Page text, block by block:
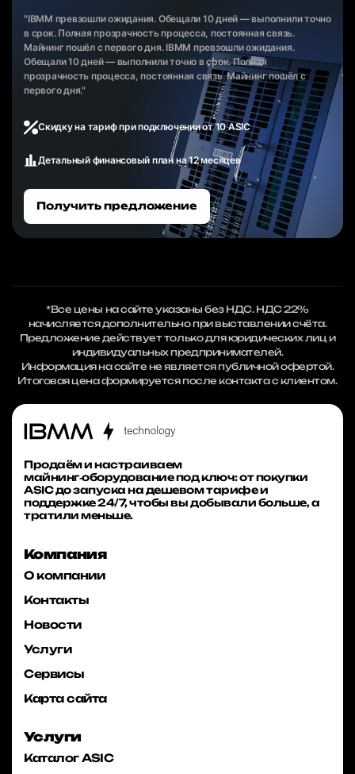
"IBMM превзошли ожидания. Обещали 10 дней — выполнили точно
в срок. Полная прозрачность процесса, постоянная связь.
Майнинг пошёл с первого дня. IBMM превзошли ожидания.
Обещали 10 дней — выполнили точно в срок. Полная
прозрачность процесса, постоянная связь. Майнинг пошёл с
первого дня."
Скидку на тариф при подключении от 10 ASIC
Детальный финансовый план на 12 месяцев
Получить предложение
*Все цены на сайте указаны без НДС. НДС 22%
начисляется дополнительно при выставлении счёта.
Предложение действует только для юридических лиц и
индивидуальных предпринимателей.
Информация на сайте не является публичной офертой.
Итоговая цена формируется после контакта с клиентом.
Продаём и настраиваем
майнинг‑оборудование под ключ: от покупки
ASIC до запуска на дешевом тарифе и
поддержке 24/7, чтобы вы добывали больше, а
тратили меньше.
Компания
О компании
Контакты
Новости
Услуги
Сервисы
Карта сайта
Услуги
Каталог ASIC